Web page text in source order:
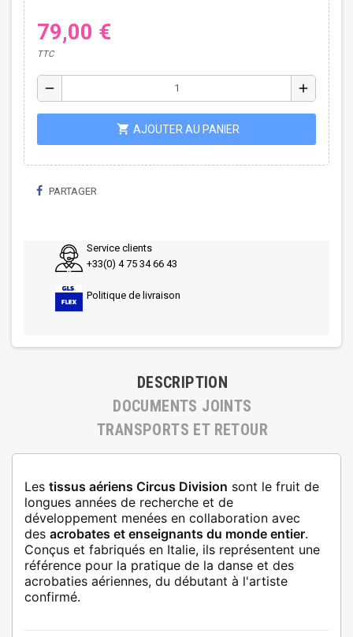
79,00 €
TTC
remove add
shopping_cart AJOUTER AU PANIER
PARTAGER
Service clients
+33(0) 4 75 34 66 43
Politique de livraison
DESCRIPTION
DOCUMENTS JOINTS
TRANSPORTS ET RETOUR
Les tissus aériens Circus Division sont le fruit de
longues années de recherche et de
développement menées en collaboration avec
des acrobates et enseignants du monde entier.
Conçus et fabriqués en Italie, ils représentent une
référence pour la pratique de la danse et des
acrobaties aériennes, du débutant à l'artiste
confirmé.